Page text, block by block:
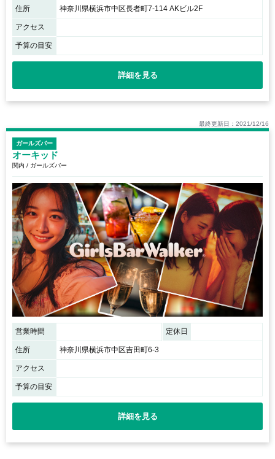
住所 神奈川県横浜市中区長者町7-114 AKビル2F
アクセス
予算の目安
詳細を見る
最終更新日：2021/12/16
ガールズバー
オーキッド
関内 / ガールズバー
営業時間 定休日
住所 神奈川県横浜市中区吉田町6-3
アクセス
予算の目安
詳細を見る